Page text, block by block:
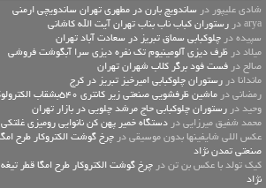
شادی علیپور در ساندویچ بارن در مطهری تهران ساندویچی ارمنی
arya در
رستوران کباب ناب بناب تهران آیت الله کاشانی
سپیده در چلوکبابی سماق تبریز در سعادت آباد تهران
میلاد در ظرف دیزی آلومینیوم تک نفره دیزی سرا آبگوشت فروشی
صالح در فست فود برگر کلاب شهران تهران
ماندانا در رستوران چلوکبابی امیرخیز تبریز در کرج
رمضانی در ماشین ظرفشویی صنعتی زیر کانتری 540بشقاب الکترولوکس
وحید در رستوران چلوکبابی حاج مرشد چلویی در بازار تهران
محمد شفیق میرزایی در دستگاه خمیر پهن کن نانوایی رومیزی غلتکی
عكس اللي شايفينها بدون موسيقى در
صنعتی تمدن نژاد
کیک تولد با عکس بن تن در
نژاد